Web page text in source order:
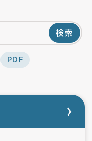
検索
PDF